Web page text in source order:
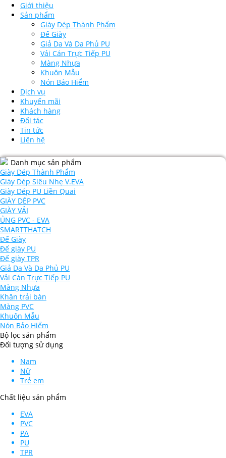
Giới thiệu
Sản phẩm
Giày Dép Thành Phẩm
Đế Giày
Giả Da Và Da Phủ PU
Vải Cán Trực Tiếp PU
Màng Nhựa
Khuôn Mẫu
Nón Bảo Hiểm
Dịch vụ
Khuyến mãi
Khách hàng
Đối tác
Tin tức
Liên hệ
Danh mục sản phẩm
Giày Dép Thành Phẩm
Giày Dép Siêu Nhẹ V.EVA
Giày Dép PU Liền Quai
GIÀY DÉP PVC
GIÀY VẢI
ỦNG PVC - EVA
SMARTTHATCH
Đế Giày
Đế giày PU
Đế giày TPR
Giả Da Và Da Phủ PU
Vải Cán Trực Tiếp PU
Màng Nhựa
Khăn trải bàn
Màng PVC
Khuôn Mẫu
Nón Bảo Hiểm
Bộ lọc sản phẩm
Đối tượng sử dụng
Nam
Nữ
Trẻ em
Chất liệu sản phẩm
EVA
PVC
PA
PU
TPR